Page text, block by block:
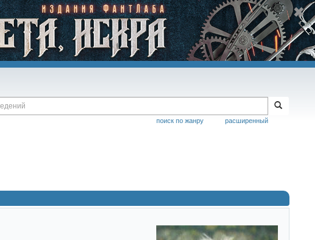
расширенный
поиск по жанру